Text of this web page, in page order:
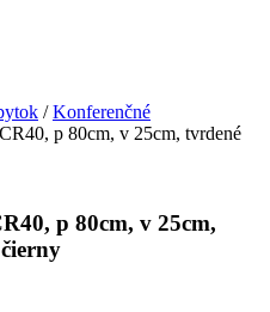
/Konferenčné
p 80cm, v 25cm, tvrdené
p 80cm, v 25cm,